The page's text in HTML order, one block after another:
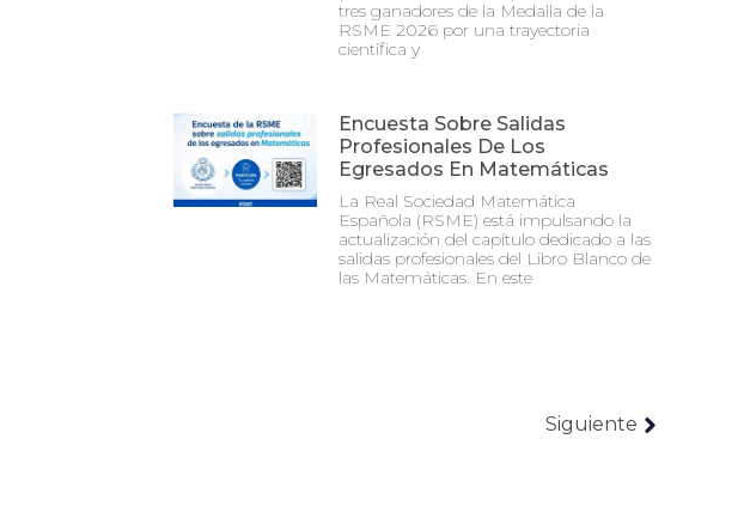
tres ganadores de la Medalla de la
RSME 2026 por una trayectoria
científica y
Encuesta Sobre Salidas
Profesionales De Los
Egresados En Matemáticas
La Real Sociedad Matemática
Española (RSME) está impulsando la
actualización del capítulo dedicado a las
salidas profesionales del Libro Blanco de
las Matemáticas. En este
Siguiente